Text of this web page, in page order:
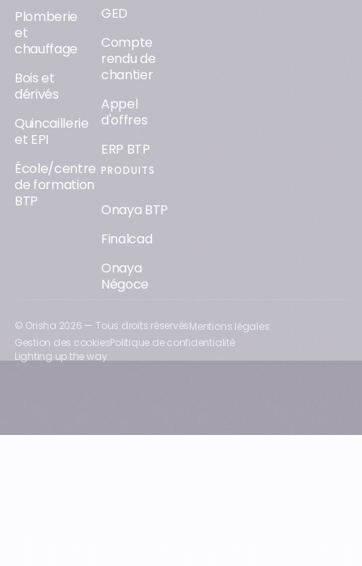
Plomberie
et
chauffage
Bois et
dérivés
Quincaillerie
et EPI
École/centre
de formation
BTP
GED
Compte
rendu de
chantier
Appel
d'offres
ERP BTP
PRODUITS
Onaya BTP
Finalcad
Onaya
Négoce
© Orisha 2026 — Tous droits réservésMentions légales
Gestion des cookiesPolitique de confidentialité
Lighting up the way